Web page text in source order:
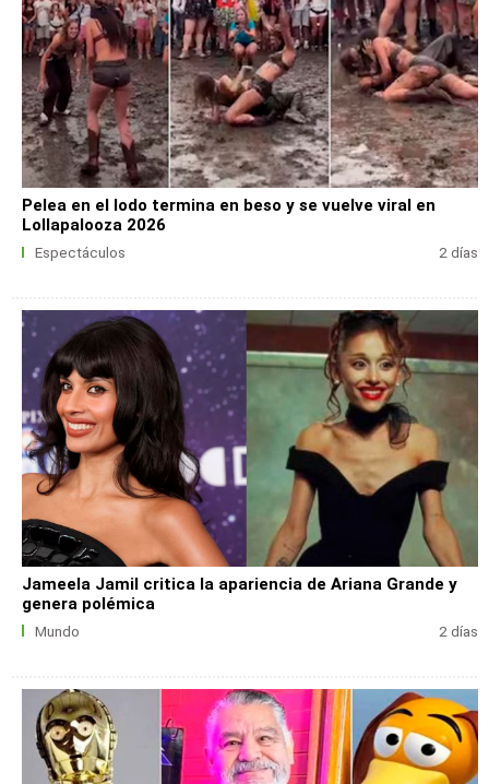
Pelea en el lodo termina en beso y se vuelve viral en
Lollapalooza 2026
Espectáculos 2 días
Jameela Jamil critica la apariencia de Ariana Grande y
genera polémica
Mundo 2 días